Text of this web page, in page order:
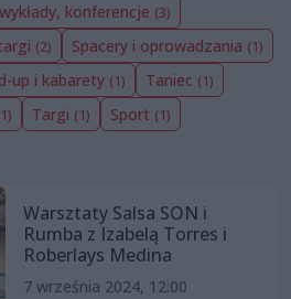
konferencje (3)
(2) Spacery i oprowadzania (1)
up i kabarety (1) Taniec (1)
Targi (1) Sport (1)
Warsztaty Salsa SON i
Rumba z Izabelą Torres i
Roberlays Medina
7 września 2024, 12:00